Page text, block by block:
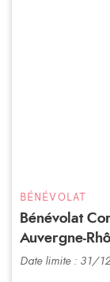
BÉNÉVOLAT
Bénévolat
Auvergne-
Date limite : 31/